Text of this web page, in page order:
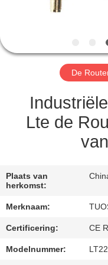
NIEUWS
GEVALLEN
VERZOEK
CITAAT
VR
SITEMAP
De
Lte de
Plaats van
herkomst:
Merknaam:
Certificering: CE
Modelnummer: